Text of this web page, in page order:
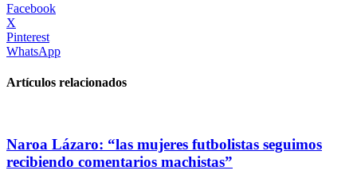
Facebook
X
Pinterest
WhatsApp
Artículos relacionados
Naroa Lázaro: “las mujeres futbolistas seguimos
recibiendo comentarios machistas”